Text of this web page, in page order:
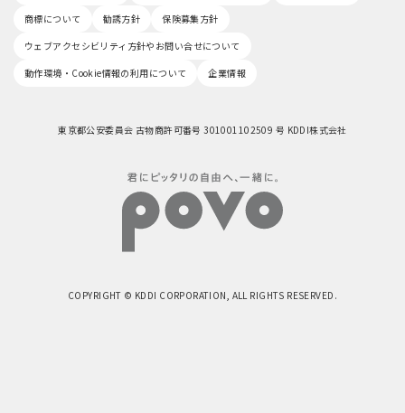
商標について
勧誘方針
保険募集方針
ウェブアクセシビリティ方針やお問い合せについて
動作環境・Cookie情報の利用について
企業情報
東京都公安委員会 古物商許可番号 301001102509 号 KDDI株式会社
COPYRIGHT © KDDI CORPORATION, ALL RIGHTS RESERVED.